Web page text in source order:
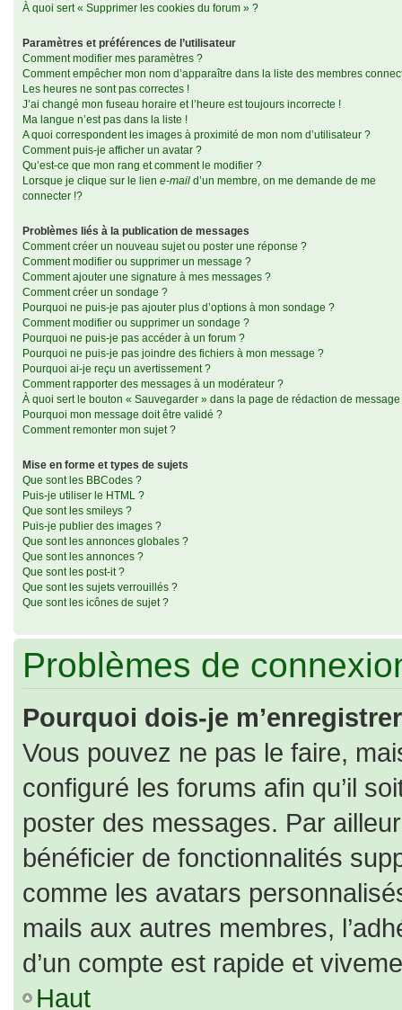
À quoi sert « Supprimer les cookies du forum » ?
Paramètres et préférences de l’utilisateur
Comment modifier mes paramètres ?
Comment empêcher mon nom d’apparaître dans la liste des membres
Les heures ne sont pas correctes !
J’ai changé mon fuseau horaire et l’heure est toujours incorrecte !
Ma langue n’est pas dans la liste !
A quoi correspondent les images à proximité de mon nom d’utilisateur ?
Comment puis-je afficher un avatar ?
Qu’est-ce que mon rang et comment le modifier ?
Lorsque je clique sur le lien e-mail d’un membre, on me demande de me
connecter !?
Problèmes liés à la publication de messages
Comment créer un nouveau sujet ou poster une réponse ?
Comment modifier ou supprimer un message ?
Comment ajouter une signature à mes messages ?
Comment créer un sondage ?
Pourquoi ne puis-je pas ajouter plus d’options à mon sondage ?
Comment modifier ou supprimer un sondage ?
Pourquoi ne puis-je pas accéder à un forum ?
Pourquoi ne puis-je pas joindre des fichiers à mon message ?
Pourquoi ai-je reçu un avertissement ?
Comment rapporter des messages à un modérateur ?
À quoi sert le bouton « Sauvegarder » dans la page de rédaction de message
Pourquoi mon message doit être validé ?
Comment remonter mon sujet ?
Mise en forme et types de sujets
Que sont les BBCodes ?
Puis-je utiliser le HTML ?
Que sont les smileys ?
Puis-je publier des images ?
Que sont les annonces globales ?
Que sont les annonces ?
Que sont les post-it ?
Que sont les sujets verrouillés ?
Que sont les icônes de sujet ?
Problèmes de
Pourquoi dois-je
Vous pouvez ne pas le faire,
configuré les forums afin qu’il
poster des messages. Par
bénéficier de fonctionnalités
comme les avatars
mails aux autres membres,
d’un compte est rapide et
Haut